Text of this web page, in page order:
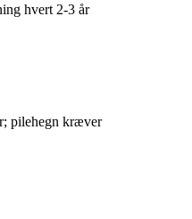
hvert 2-3 år
pilehegn kræver